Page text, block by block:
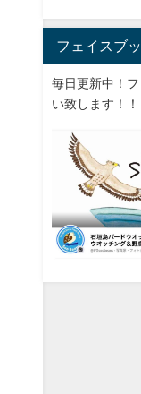
フェイスブ
毎日更新中！
い致します！！